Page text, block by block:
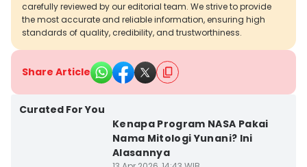
carefully reviewed by our editorial team. We strive to provide
the most accurate and reliable information, ensuring high
standards of quality, credibility, and trustworthiness.
Share Article
Curated For You
Kenapa Program NASA Pakai
Nama Mitologi Yunani? Ini
Alasannya